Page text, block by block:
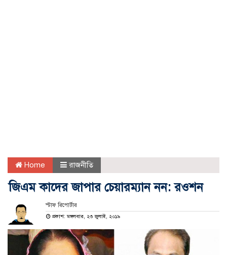
Home রাজনীতি
জিএম কাদের জাপার চেয়ারম্যান নন: রওশন
স্টাফ রিপোর্টার
প্রকাশ: মঙ্গলবার, ২৩ জুলাই, ২০১৯